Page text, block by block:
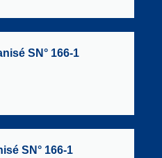
SN° 166-1
SN° 166-1